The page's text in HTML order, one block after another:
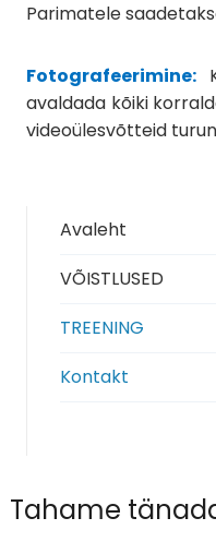
Parimatele
Fotografeerimine:
avaldada kõiki
videoülesvõtteid
Avaleht
VÕISTLUSED
TREENING
Kontakt
Tahame